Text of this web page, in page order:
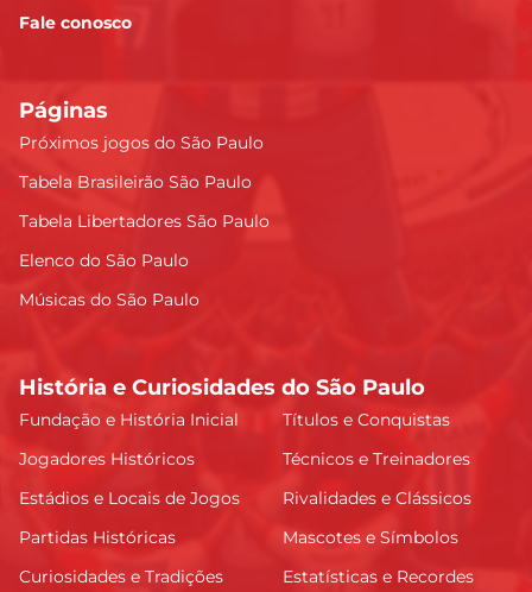
Fale conosco
Páginas
Próximos jogos do São Paulo
Tabela Brasileirão São Paulo
Tabela Libertadores São Paulo
Elenco do São Paulo
Músicas do São Paulo
História e Curiosidades do São Paulo
Fundação e História Inicial
Títulos e Conquistas
Jogadores Históricos
Técnicos e Treinadores
Estádios e Locais de Jogos
Rivalidades e Clássicos
Partidas Históricas
Mascotes e Símbolos
Curiosidades e Tradições
Estatísticas e Recordes